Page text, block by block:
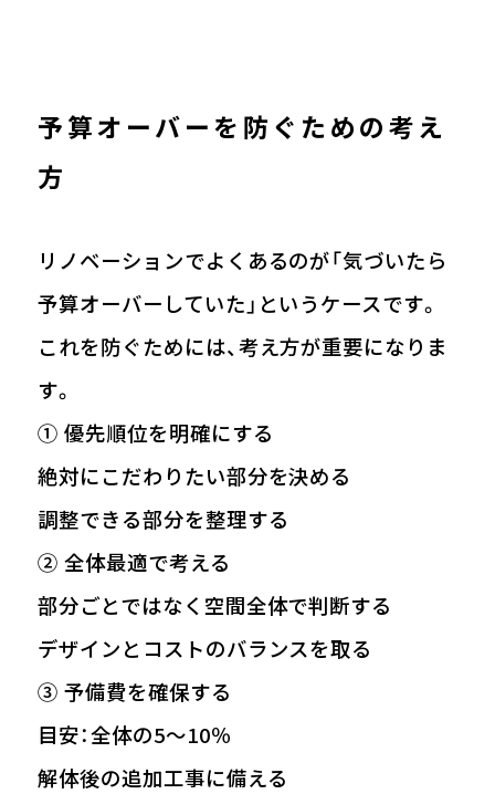
予算オーバーを防ぐための考え
方
リノベーションでよくあるのが「気づいたら
予算オーバーしていた」というケースです。
これを防ぐためには、考え方が重要になりま
す。
① 優先順位を明確にする
絶対にこだわりたい部分を決める
調整できる部分を整理する
② 全体最適で考える
部分ごとではなく空間全体で判断する
デザインとコストのバランスを取る
③ 予備費を確保する
目安：全体の5〜10％
解体後の追加工事に備える